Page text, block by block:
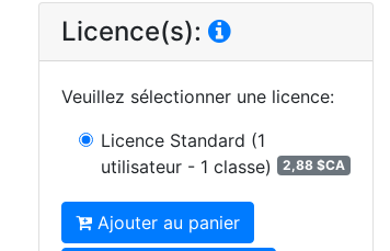
Licence(s):
Veuillez sélectionner une licence:
Licence Standard (1
utilisateur - 1 classe)
2,88 $CA
Ajouter au panier